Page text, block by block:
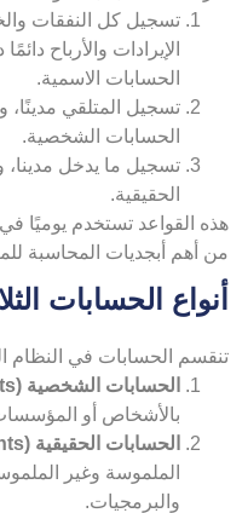
تسجيل كل النفقات
الإيرادات والأرباح دائمًا
الحسابات الاسمية.
تسجيل المتلقي مدينًا،
الحسابات الشخصية.
تسجيل ما يدخل مدينا،
الحقيقية.
القواعد تستخدم يوميًا في
أهم أبجديات المحاسبة
الحسابات
الحسابات في النظام
الحسابات الشخصية (Personal Accounts)
بالأشخاص أو المؤسسات،
الحسابات الحقيقية (Real Accounts)
الملموسة وغير الملموسة
والبرمجيات.